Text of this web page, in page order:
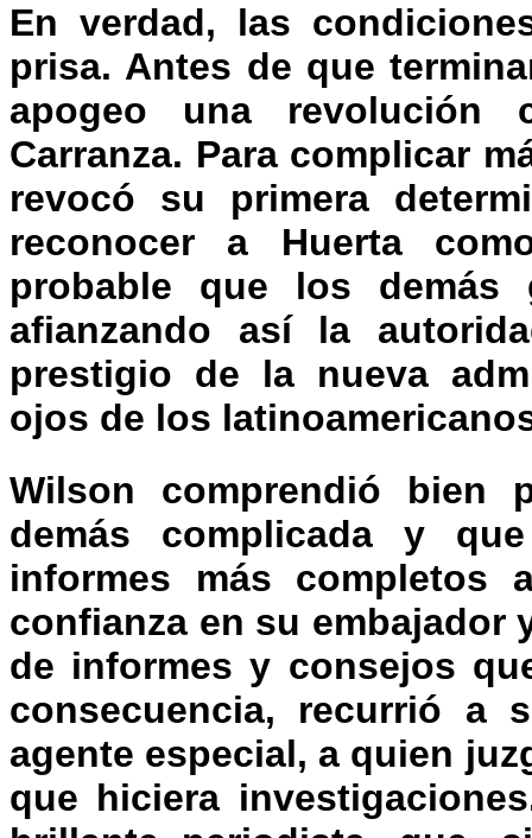
En verdad, las
prisa. Antes de que
apogeo una revolución
Carranza. Para complicar
revocó su primera
reconocer a Huerta
probable que los demás
afianzando así la
prestigio de la nueva
ojos de los
Wilson comprendió bien
demás complicada y
informes más completos
confianza en su
de informes y consejos
consecuencia, recurrió a
agente especial, a quien
que hiciera